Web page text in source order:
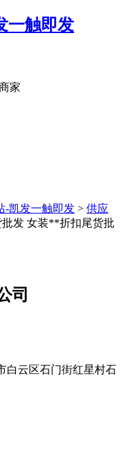
一触即发
家
-凯发一触即发 > 供应
发 女装**折扣尾货批
司
白云区石门街红星村石